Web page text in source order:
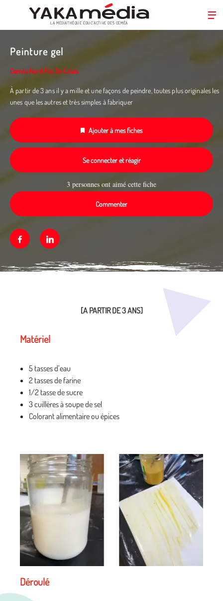
principal
LA MÉDIATHÈQUE ÉDUC’ACTIVE DES CEMÉA
Peinture gel
Ceméa Nord Pas De Calais
À partir de 3 ans il y a mille et une façons de peindre, toutes plus originales les
unes que les autres et très simples à fabriquer
Ajouter à mes fiches
Se connecter et réagir
3 personnes ont aimé cette fiche
Commenter
FacebookLinkedin
[A PARTIR DE 3 ANS]
Matériel
5 tasses d’eau
2 tasses de farine
1/2 tasse de sucre
3 cuillères à soupe de sel
Colorant alimentaire ou épices
Déroulé